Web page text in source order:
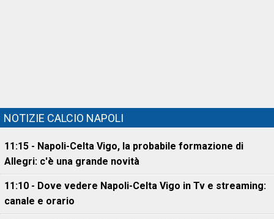
NOTIZIE CALCIO NAPOLI
11:15 - Napoli-Celta Vigo, la probabile formazione di
Allegri: c'è una grande novità
11:10 - Dove vedere Napoli-Celta Vigo in Tv e streaming:
canale e orario